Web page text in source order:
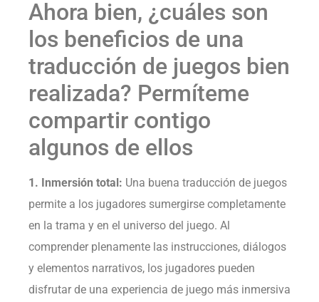
Ahora bien, ¿cuáles son
los beneficios de una
traducción de juegos bien
realizada? Permíteme
compartir contigo
algunos de ellos
1. Inmersión total: Una buena traducción de juegos
permite a los jugadores sumergirse completamente
en la trama y en el universo del juego. Al
comprender plenamente las instrucciones, diálogos
y elementos narrativos, los jugadores pueden
disfrutar de una experiencia de juego más inmersiva